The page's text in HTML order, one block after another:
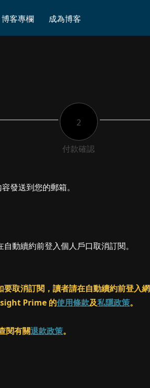
博客專欄 成為博客
2
付款確認
發送到您的郵箱。
動續約前登入個人戶口取消訂閱。
取消訂閱，讀者請在自動續約前登入
Prime 的使用條款及私隱政策。
閱有關退款政策。